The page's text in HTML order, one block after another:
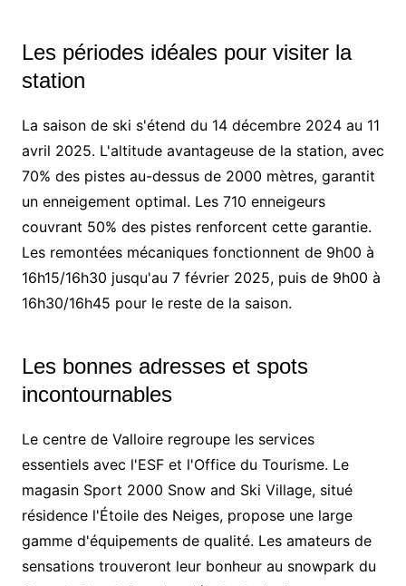
Les périodes idéales pour visiter la
station
La saison de ski s'étend du 14 décembre 2024 au 11
avril 2025. L'altitude avantageuse de la station, avec
70% des pistes au-dessus de 2000 mètres, garantit
un enneigement optimal. Les 710 enneigeurs
couvrant 50% des pistes renforcent cette garantie.
Les remontées mécaniques fonctionnent de 9h00 à
16h15/16h30 jusqu'au 7 février 2025, puis de 9h00 à
16h30/16h45 pour le reste de la saison.
Les bonnes adresses et spots
incontournables
Le centre de Valloire regroupe les services
essentiels avec l'ESF et l'Office du Tourisme. Le
magasin Sport 2000 Snow and Ski Village, situé
résidence l'Étoile des Neiges, propose une large
gamme d'équipements de qualité. Les amateurs de
sensations trouveront leur bonheur au snowpark du